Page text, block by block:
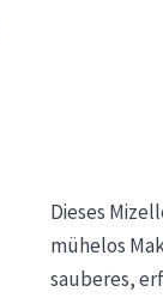
Dieses
mühelos
sauberes,